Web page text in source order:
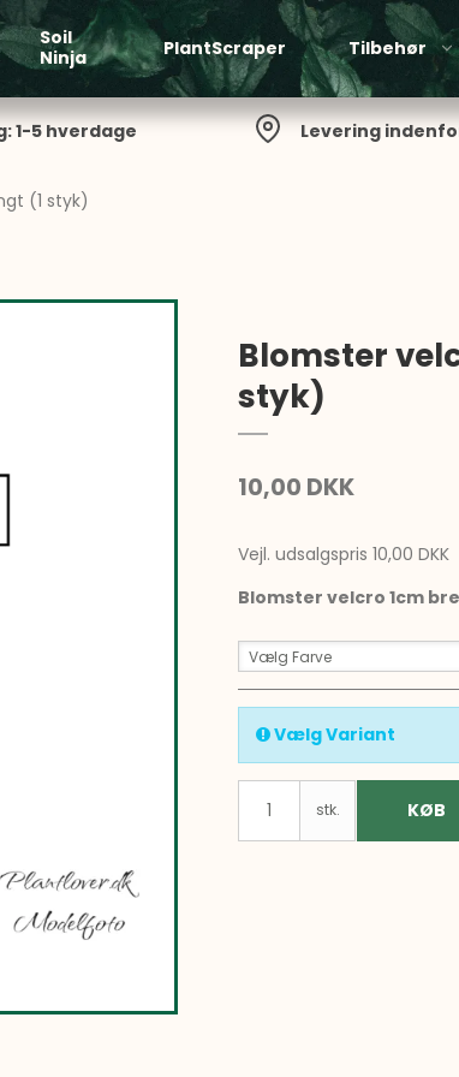
Soil
Ninja
PlantScraper Tilbehør
1-5 hverdage Levering
(1 styk)
Blomster
styk)
10,00 DKK
Vejl. udsalgspris 10,00 DKK
Blomster velcro 1cm
Vælg Farve
Vælg Variant
stk. KØB